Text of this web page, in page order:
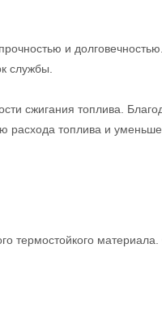
и
службы.
сжигания топлива.
расхода топлива и
термостойкого